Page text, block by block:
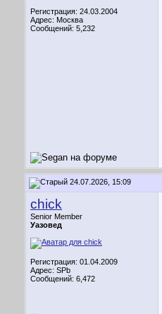
Регистрация: 24.03.2004
Адрес: Москва
Сообщений: 5,232
24.07.2026, 15:09
chick
Senior Member
Уазовед
Регистрация: 01.04.2009
Адрес: SPb
Сообщений: 6,472